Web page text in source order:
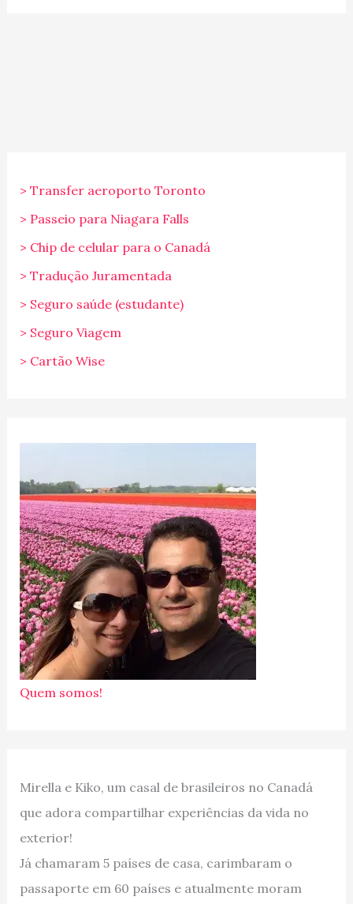
> Transfer aeroporto Toronto
> Passeio para Niagara Falls
> Chip de celular para o Canadá
> Tradução Juramentada
> Seguro saúde (estudante)
> Seguro Viagem
> Cartão Wise
Quem somos!
Mirella e Kiko, um casal de brasileiros no Canadá
que adora compartilhar experiências da vida no
exterior!
Já chamaram 5 países de casa, carimbaram o
passaporte em 60 países e atualmente moram